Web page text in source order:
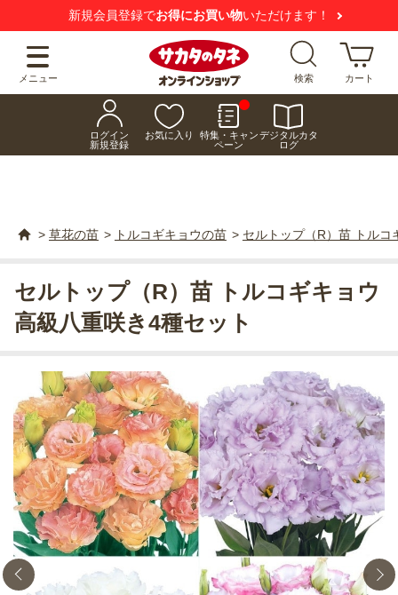
新規会員登録でお得にお買い物いただけます！
メニュー 検索 カート
ログイン
新規登録
お気に入り
特集・キャン
ペーン
デジタルカタ
ログ
> 草花の苗 > トルコギキョウの苗 > セルトップ（R）苗 トル
セルトップ（R）苗 トルコギキョウ
高級八重咲き4種セット